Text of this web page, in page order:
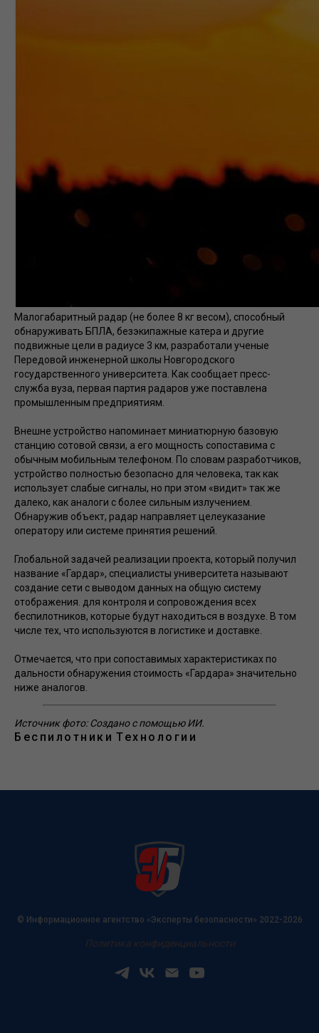
Малогабаритный радар (не более 8 кг весом), способный
обнаруживать БПЛА, безэкипажные катера и другие
подвижные цели в радиусе 3 км, разработали ученые
Передовой инженерной школы Новгородского
государственного университета. Как сообщает пресс-
служба вуза, первая партия радаров уже поставлена
промышленным предприятиям.
Внешне устройство напоминает миниатюрную базовую
станцию сотовой связи, а его мощность сопоставима с
обычным мобильным телефоном. По словам разработчиков,
устройство полностью безопасно для человека, так как
использует слабые сигналы, но при этом «видит» так же
далеко, как аналоги с более сильным излучением.
Обнаружив объект, радар направляет целеуказание
оператору или системе принятия решений.
Глобальной задачей реализации проекта, который получил
название «Гардар», специалисты университета называют
создание сети с выводом данных на общую систему
отображения. для контроля и сопровождения всех
беспилотников, которые будут находиться в воздухе. В том
числе тех, что используются в логистике и доставке.
Отмечается, что при сопоставимых характеристиках по
дальности обнаружения стоимость «Гардара» значительно
ниже аналогов.
Источник фото: Создано с помощью ИИ.
Беспилотники Технологии
© Информационное агентство «Эксперты безопасности» 2022-2026
Политика конфиденциальности